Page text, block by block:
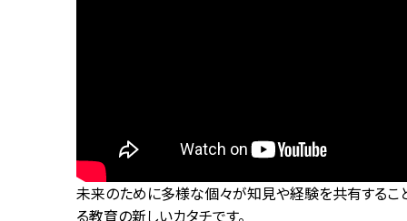
未来のために多様な個々が知見や経験を共有するこ
る教育の新しいカタチです。